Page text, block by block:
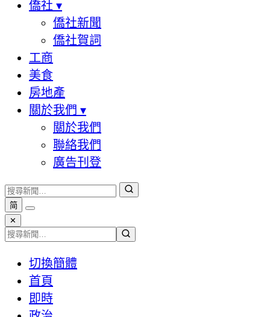
僑社 ▾
僑社新聞
僑社賀詞
工商
美食
房地產
關於我們 ▾
關於我們
聯絡我們
廣告刊登
简
✕
切換簡體
首頁
即時